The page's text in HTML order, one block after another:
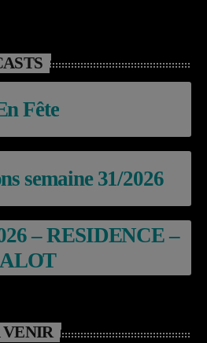
Fête
semaine 31/2026
– RESIDENCE –
VENIR